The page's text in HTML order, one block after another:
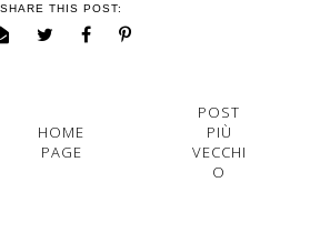
SHARE THIS POST:
HOME
PAGE
POST
PIÙ
VECCHI
O